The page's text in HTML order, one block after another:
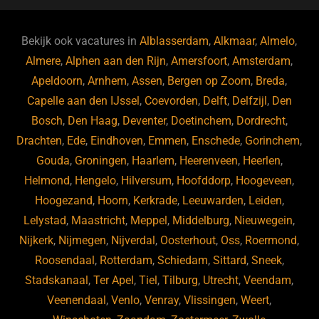
b
o
o
k
ky dI
n
Bekijk ook vacatures inAlblasserdam,Alkmaar,Almelo,
Almere,Alphen aan den Rijn,Amersfoort,Amsterdam,
Apeldoorn,Arnhem,Assen, Bergen op Zoom, Breda,
Capelle aan den IJssel , Coevorden, Delft, Delfzijl , Den
Bosch, Den Haag, Deventer, Doetinchem, Dordrecht,
Drachten, Ede, Eindhoven, Emmen, Enschede, Gorinchem,
Gouda, Groningen, Haarlem, Heerenveen, Heerlen,
Helmond, Hengelo, Hilversum, Hoofddorp, Hoogeveen,
Hoogezand, Hoorn, Kerkrade, Leeuwarden, Leiden,
Lelystad, Maastricht, Meppel , Middelburg, Nieuwegein,
Nijkerk, Nijmegen, Nijverdal , Oosterhout, Oss, Roermond,
Roosendaal , Rotterdam, Schiedam, Sittard, Sneek,
Stadskanaal ,Ter Apel ,Tiel ,Tilburg, Utrecht,Veendam,
Veenendaal ,Venlo,Venray,Vlissingen,Weert,